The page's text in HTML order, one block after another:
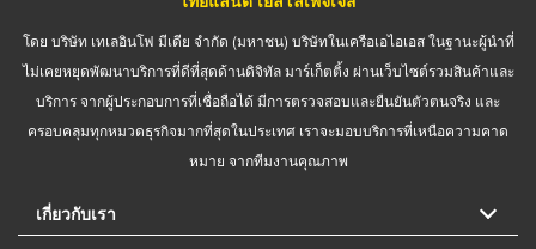
โดย บริษัท เทเลอินโฟ มีเดีย จำกัด (มหาชน) บริษัทในเครือเอไอเอส ในฐานะผู้นำที่
ไม่เคยหยุดพัฒนาบริการที่ดีที่สุดด้านดิจิทัล มาร์เก็ตติ้ง ผ่านเว็บไซต์รวมสินค้าและ
บริการ จากผู้ประกอบการที่เชื่อถือได้ มีการตรวจสอบและยืนยันตัวตนจริง และ
ครอบคลุมทุกหมวดธุรกิจมากที่สุดในประเทศ เราจะมอบบริการที่เหนือความคาด
หมาย จากทีมงานคุณภาพ
เกี่ยวกับเรา